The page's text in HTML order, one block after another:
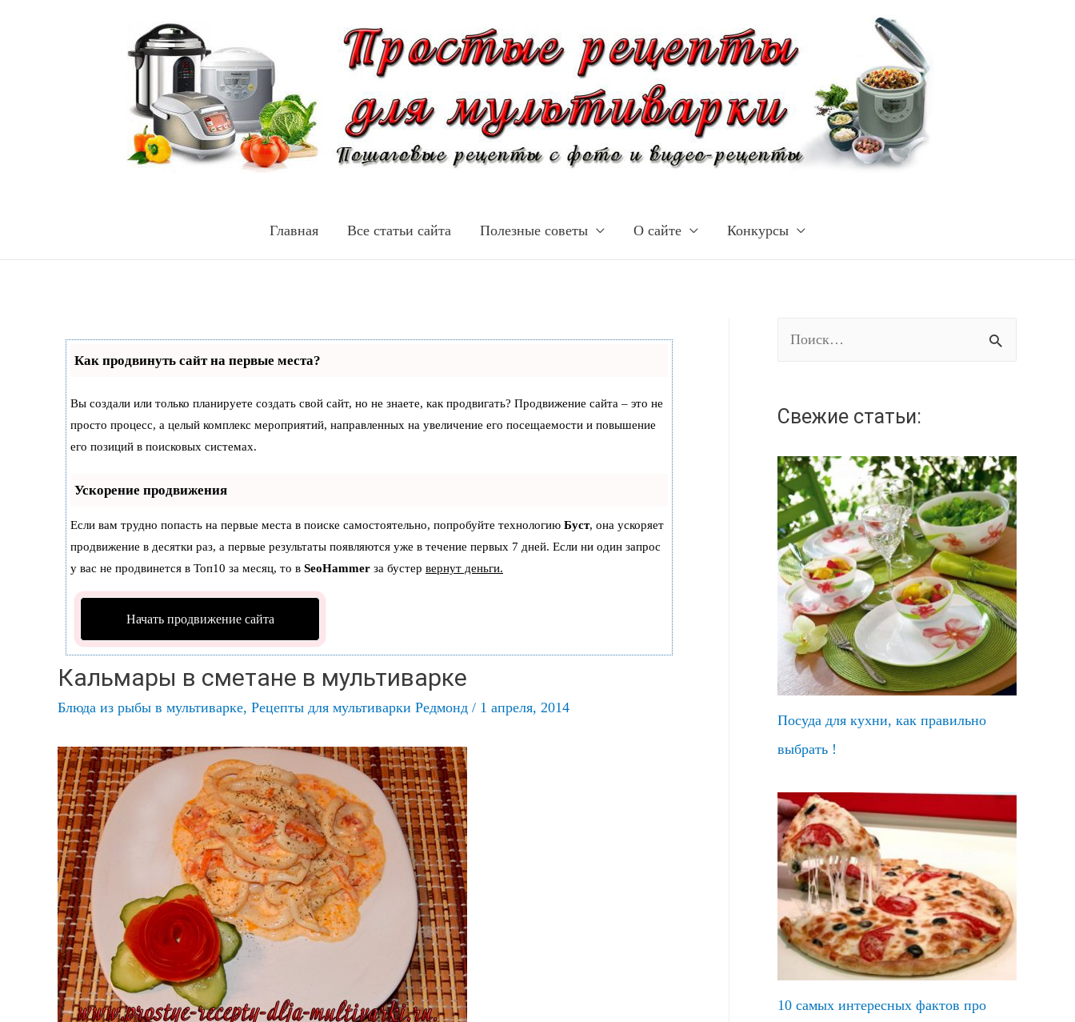
Главная Все статьи сайта Полезные советы О сайте Конкурсы
Как продвинуть сайт на первые места?
Вы создали или только планируете создать свой сайт, но не знаете, как продвигать? Продвижение сайта – это не
просто процесс, а целый комплекс мероприятий, направленных на увеличение его посещаемости и повышение
его позиций в поисковых системах.
Ускорение продвижения
Если вам трудно попасть на первые места в поиске самостоятельно, попробуйте технологию Буст, она ускоряет
продвижение в десятки раз, а первые результаты появляются уже в течение первых 7 дней. Если ни один запрос
у вас не продвинется в Топ10 за месяц, то в SeoHammer за бустер вернут деньги.
Начать продвижение сайта
Кальмары в сметане в мультиварке
Блюда из рыбы в мультиварке, Рецепты для мультиварки Редмонд / 1 апреля, 2014
т
:
Свежие статьи:
Посуда для кухни, как правильно
выбрать !
10 самых интересных фактов про